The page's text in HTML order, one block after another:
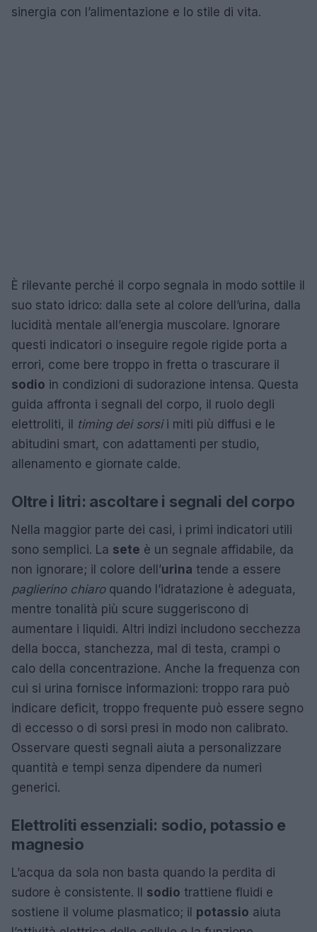
sinergia con l’alimentazione e lo stile di vita.
È rilevante perché il corpo segnala in modo sottile il
suo stato idrico: dalla sete al colore dell’urina, dalla
lucidità mentale all’energia muscolare. Ignorare
questi indicatori o inseguire regole rigide porta a
errori, come bere troppo in fretta o trascurare il
sodio in condizioni di sudorazione intensa. Questa
guida affronta i segnali del corpo, il ruolo degli
elettroliti, il timing dei sorsii miti più diffusi e le
abitudini smart, con adattamenti per studio,
allenamento e giornate calde.
Oltre i litri: ascoltare i segnali del corpo
Nella maggior parte dei casi, i primi indicatori utili
sono semplici. La sete è un segnale affidabile, da
non ignorare; il colore dell’urina tende a essere
paglierino chiaroquando l’idratazione è adeguata,
mentre tonalità più scure suggeriscono di
aumentare i liquidi. Altri indizi includono secchezza
della bocca, stanchezza, mal di testa, crampi o
calo della concentrazione. Anche la frequenza con
cui si urina fornisce informazioni: troppo rara può
indicare deficit, troppo frequente può essere segno
di eccesso o di sorsi presi in modo non calibrato.
Osservare questi segnali aiuta a personalizzare
quantità e tempi senza dipendere da numeri
generici.
Elettroliti essenziali: sodio, potassio e
magnesio
L’acqua da sola non basta quando la perdita di
sudore è consistente. Il sodio trattiene fluidi e
sostiene il volume plasmatico; il potassio aiuta